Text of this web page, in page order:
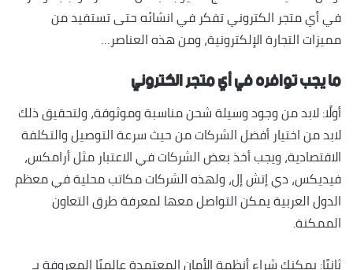
في أي متجر الكتروني تفكر في انشائه حتى تستفيد من
مميزات التجارة الإلكترونية، ومن هذه العناصر…
ما يجب توافره في أي متجر الكتروني
أولًا: لابد من وجود وسيلة شحن مناسبة وموثوقة، ولتحقيق ذلك
لابد من اختيار أفضل الشركات من حيث سرعة التوصيل والتكلفة
الاقتصادية، ويجب أخذ بعض الشركات في الاعتبار مثل أرامكس،
فيديكس، دي إتش إل، ولهذه الشركات مكاتب محلية في معظم
الدول العربية يمكن التواصل معها لمعرفة طرق التعاون
الممكنة.
ثانيًا: يمكنك شراء أنظمة الأمان المعتمدة عالميًا المعروفة بـ